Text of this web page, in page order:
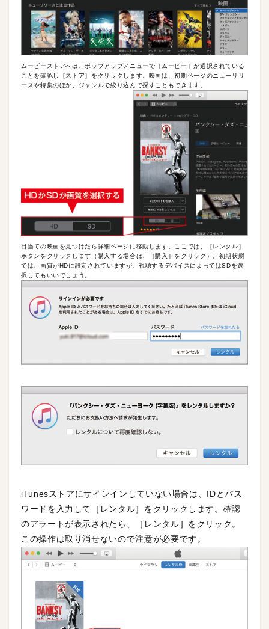
ムービーストアへは、ポップアップメニューで［ムービー］が選択されている
ことを確認し［ストア］をクリックします。映画は、初期ページのニューリリ
ースや特集のほか、ジャンルで絞り込んで探すこともできます。
目当ての映画を見つけたら詳細ページに移動します。ここでは、［レンタル］
ボタンをクリックします（購入する場合は、［購入］をクリック）。初期状態
では、画質がHDに設定されていますが、視聴するデバイスによってはSDを選
択してもいいでしょう。
iTunesストアにサインインしていない場合は、IDとパス
ワードを入力して［レンタル］をクリックします。確認
のアラートが表示されたら、［レンタル］をクリック。
この操作は取り消せないので注意が必要です。